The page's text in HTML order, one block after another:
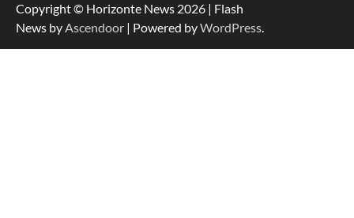
Copyright © Horizonte News 2026 | Flash
News byAscendoor | Powered byWordPress.